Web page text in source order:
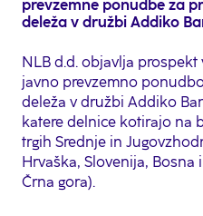
prevzemne ponudbe za
deleža v družbi Addiko
NLB d.d. objavlja
javno prevzemno
deleža v družbi Addiko
katere delnice kotirajo na
trgih Srednje in
Hrvaška, Slovenija, Bosna
Črna gora).